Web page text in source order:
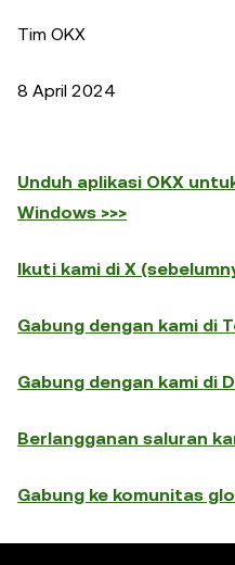
Tim OKX
8 April 2024
Unduh aplikasi OKX
Windows >>>
Ikuti kami di X
Gabung dengan kami di
Gabung dengan kami di
Berlangganan saluran
Gabung ke komunitas